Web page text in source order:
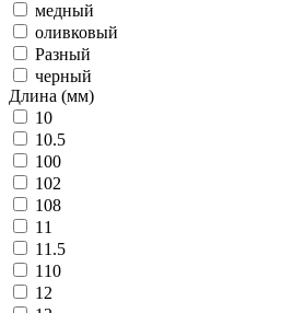
медный
оливковый
Разный
черный
Длина (мм)
10
10.5
100
102
108
11
11.5
110
12